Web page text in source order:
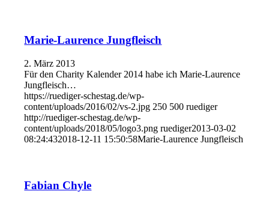
Marie-Laurence Jungfleisch
2. März 2013
Für den Charity Kalender 2014 habe ich Marie-Laurence
Jungfleisch…
https://ruediger-schestag.de/wp-
content/uploads/2016/02/vs-2.jpg 250 500 ruediger
http://ruediger-schestag.de/wp-
content/uploads/2018/05/logo3.png ruediger2013-03-02
08:24:432018-12-11 15:50:58Marie-Laurence Jungfleisch
Fabian Chyle